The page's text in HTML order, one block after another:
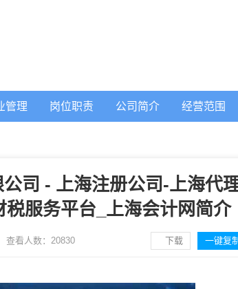
管理 岗位职责 公司简介 经营范围
司 - 上海注册公司-上海代
服务平台_上海会计网简介
查看人数： 20830 下载 一键复